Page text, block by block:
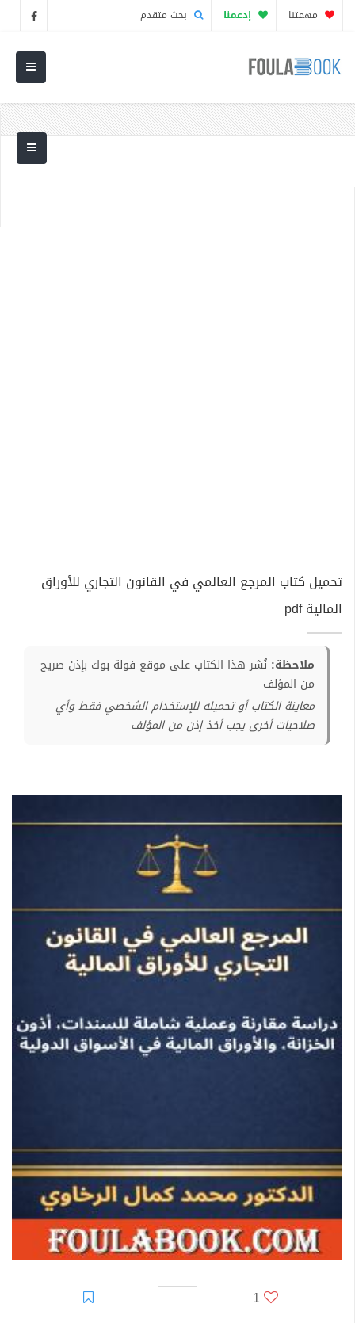
مهمتنا إدعمنا بحث متقدم
تحميل كتاب المرجع العالمي في القانون التجاري للأوراق
المالية pdf
ملاحظة: نُشر هذا الكتاب على موقع فولة بوك بإذن صريح
من المؤلف
معاينة الكتاب أو تحميله للإستخدام الشخصي فقط وأي
صلاحيات أخرى يجب أخذ إذن من المؤلف
1